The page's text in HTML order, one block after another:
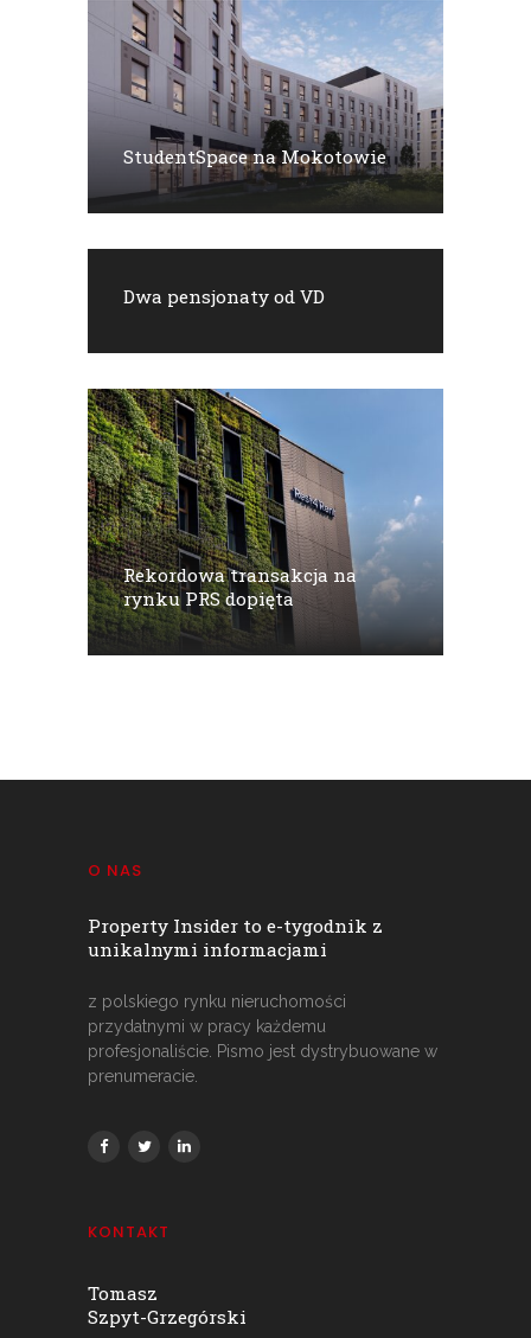
StudentSpace na Mokotowie
Dwa pensjonaty od VD
Rekordowa transakcja na
rynku PRS dopięta
O NAS
Property Insider to e-tygodnik z
unikalnymi informacjami
z polskiego rynku nieruchomości
przydatnymi w pracy każdemu
profesjonaliście. Pismo jest dystrybuowane w
prenumeracie.
KONTAKT
Tomasz
Szpyt-Grzegórski